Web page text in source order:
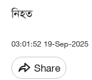
নিহত
03:01:52 19-Sep-2025
Share